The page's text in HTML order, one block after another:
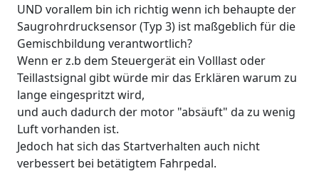
UND vorallem bin ich richtig wenn ich behaupte der
Saugrohrdrucksensor (Typ 3) ist maßgeblich für die
Gemischbildung verantwortlich?
Wenn er z.b dem Steuergerät ein Volllast oder
Teillastsignal gibt würde mir das Erklären warum zu
lange eingespritzt wird,
und auch dadurch der motor "absäuft" da zu wenig
Luft vorhanden ist.
Jedoch hat sich das Startverhalten auch nicht
verbessert bei betätigtem Fahrpedal.